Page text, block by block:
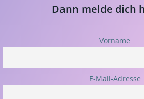
Dann melde dich
Vorname
E-Mail-Adresse